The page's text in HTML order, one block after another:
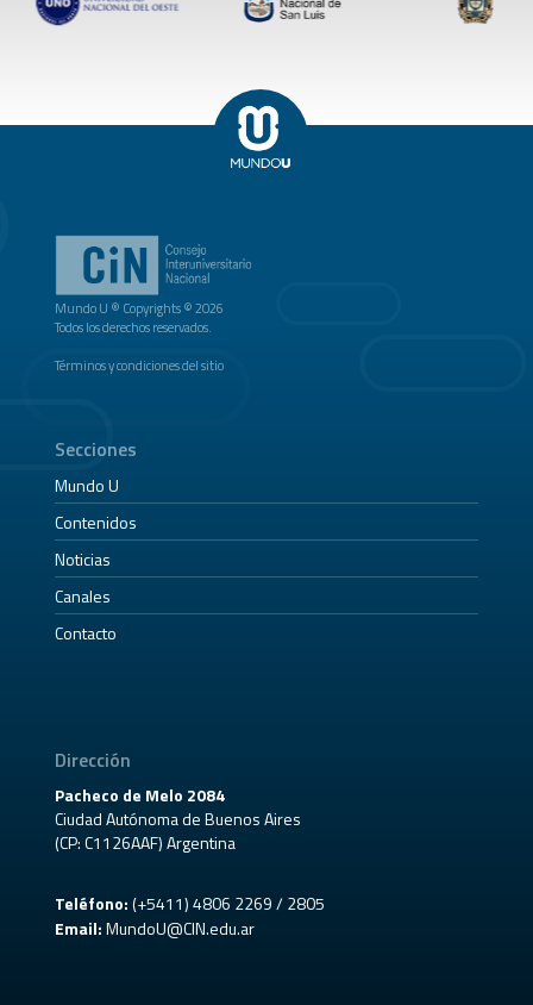
Mundo U ® Copyrights © 2026
Todos los derechos reservados.
Términos y condiciones del sitio
Secciones
Mundo U
Contenidos
Noticias
Canales
Contacto
Dirección
Pacheco de Melo 2084
Ciudad Autónoma de Buenos Aires
(CP: C1126AAF) Argentina
Teléfono:(+5411) 4806 2269 / 2805
Email: MundoU@CIN.edu.ar